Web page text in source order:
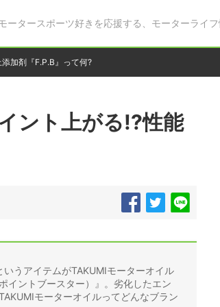
ータースポーツ好きを応援する、モーターライフ
加剤『F.P.B』って何?
ント上がる!?性能
いうアイテムがTAKUMIモーターオイル
イントブースター）』。劣化したエン
モーターオイルってどんなブラン